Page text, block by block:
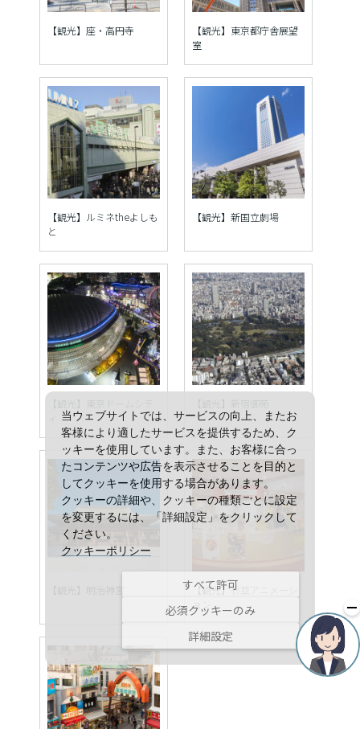
【観光】座・高円寺
【観光】東京都庁舎展望
室
【観光】ルミネtheよしも
と
【観光】新国立劇場
【観光】杉並アニメーシ
ョン
当ウェブサイトでは、サービスの向上、またお
客様により適したサービスを提供するため、ク
ッキーを使用しています。また、お客様に合っ
たコンテンツや広告を表示させることを目的と
してクッキーを使用する場合があります。
クッキーの詳細や、クッキーの種類ごとに設定
を変更するには、「詳細設定」をクリックして
ください。
クッキーポリシー
すべて許可
必須クッキーのみ
詳細設定